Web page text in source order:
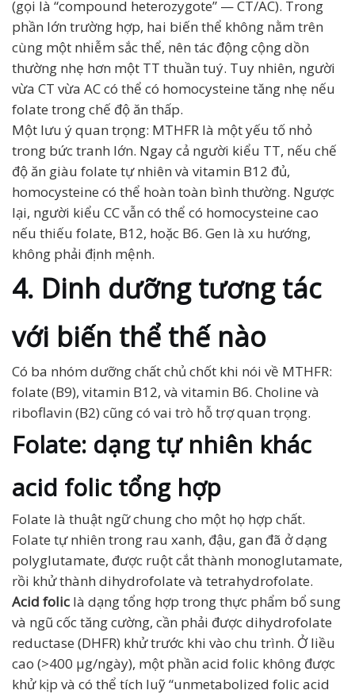
(gọi là “compound heterozygote” — CT/AC). Trong
phần lớn trường hợp, hai biến thể không nằm trên
cùng một nhiễm sắc thể, nên tác động cộng dồn
thường nhẹ hơn một TT thuần tuý. Tuy nhiên, người
vừa CT vừa AC có thể có homocysteine tăng nhẹ nếu
folate trong chế độ ăn thấp.
Một lưu ý quan trọng: MTHFR là một yếu tố nhỏ
trong bức tranh lớn. Ngay cả người kiểu TT, nếu chế
độ ăn giàu folate tự nhiên và vitamin B12 đủ,
homocysteine có thể hoàn toàn bình thường. Ngược
lại, người kiểu CC vẫn có thể có homocysteine cao
nếu thiếu folate, B12, hoặc B6. Gen là xu hướng,
không phải định mệnh.
4. Dinh dưỡng tương tác
với biến thể thế nào
Có ba nhóm dưỡng chất chủ chốt khi nói về MTHFR:
folate (B9), vitamin B12, và vitamin B6. Choline và
riboflavin (B2) cũng có vai trò hỗ trợ quan trọng.
Folate: dạng tự nhiên khác
acid folic tổng hợp
Folate là thuật ngữ chung cho một họ hợp chất.
Folate tự nhiên trong rau xanh, đậu, gan đã ở dạng
polyglutamate, được ruột cắt thành monoglutamate,
rồi khử thành dihydrofolate và tetrahydrofolate.
Acid folic là dạng tổng hợp trong thực phẩm bổ sung
và ngũ cốc tăng cường, cần phải được dihydrofolate
reductase (DHFR) khử trước khi vào chu trình. Ở liều
cao (>400 µg/ngày), một phần acid folic không được
khử kịp và có thể tích luỹ “unmetabolized folic acid